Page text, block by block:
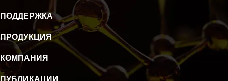
ПОДДЕРЖКА
ПРОДУКЦИЯ
КОМПАНИЯ